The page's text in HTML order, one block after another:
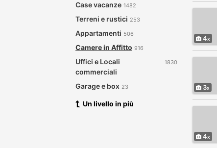
Case vacanze 1482
Terreni e rustici 253
Appartamenti 506
Camere in Affitto 916
Uffici e Locali
commerciali
1830
Garage e box 23
Un livello in più
4
3
4